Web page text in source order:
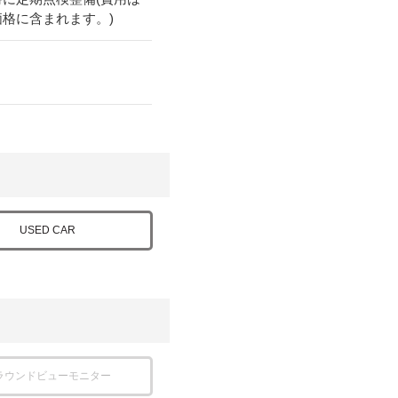
に含まれます。)
USED CAR
ウンドビューモニター